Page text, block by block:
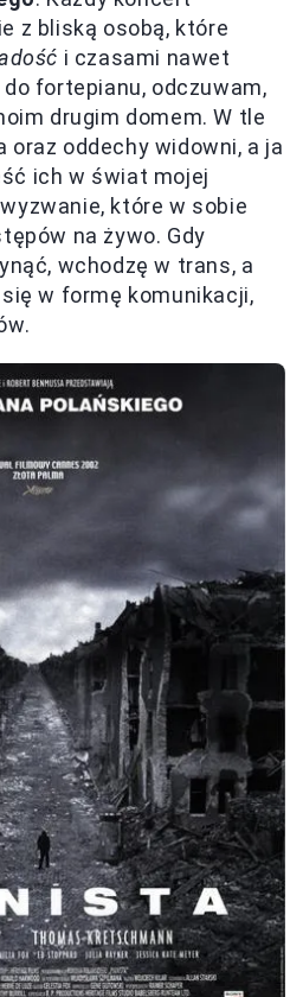
z bliską osobą, które
i czasami nawet
fortepianu, odczuwam,
drugim domem. W tle
oraz oddechy widowni, a ja
ich w świat mojej
które w sobie
na żywo. Gdy
wchodzę w trans, a
w formę komunikacji,